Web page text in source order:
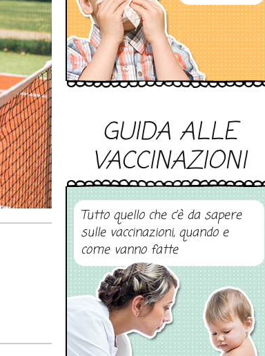
GUIDA ALLE
VACCINAZIONI
Tutto quello che c’è da sapere
sulle vaccinazioni, quando e
come vanno fatte